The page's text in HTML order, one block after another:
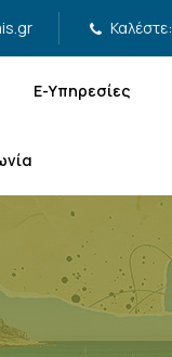
Ε-Υπηρεσίες